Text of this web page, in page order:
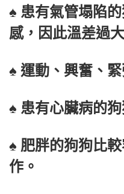
♠ 患有氣管塌陷
感，因此溫差過
♠ 運動、興奮、
♠ 患有心臟病的
♠ 肥胖的狗狗比
作。